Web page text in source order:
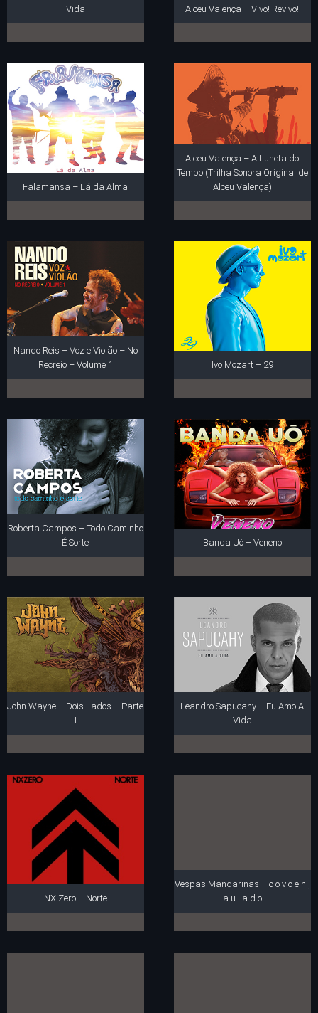
Vida Alceu Valença – Vivo! Revivo!
Falamansa – Lá da Alma
Alceu Valença – A Luneta do
Tempo (Trilha Sonora Original de
Alceu Valença)
Nando Reis – Voz e Violão – No
Recreio – Volume 1 Ivo Mozart – 29
Roberta Campos – Todo Caminho
É Sorte Banda Uó – Veneno
John Wayne – Dois Lados – Parte
I
Leandro Sapucahy – Eu Amo A
Vida
NX Zero – Norte
Vespas Mandarinas – o o v o e n j
a u l a d o